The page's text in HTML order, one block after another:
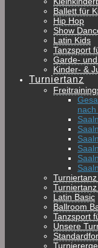
Ballett für
Hip Hop
Show
Latin Kids
Tanzsport
Garde-
Kinder- &
Turniertanz
nach
Latin Basic
Ballroom
Tanzsport
Unsere